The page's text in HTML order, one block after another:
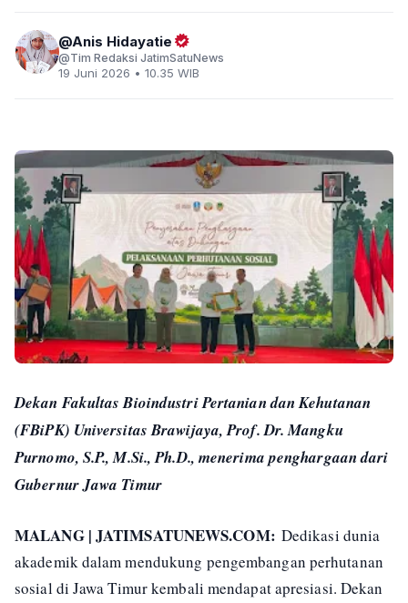
Anis Hidayatie
Tim Redaksi JatimSatuNews
19 Juni 2026 • 10.35 WIB
Dekan Fakultas Bioindustri Pertanian dan Kehutanan
(FBiPK) Universitas Brawijaya, Prof. Dr. Mangku
Purnomo, S.P., M.Si., Ph.D., menerima penghargaan dari
Gubernur Jawa Timur
MALANG | JATIMSATUNEWS.COM: Dedikasi dunia
akademik dalam mendukung pengembangan perhutanan
sosial di Jawa Timur kembali mendapat apresiasi. Dekan